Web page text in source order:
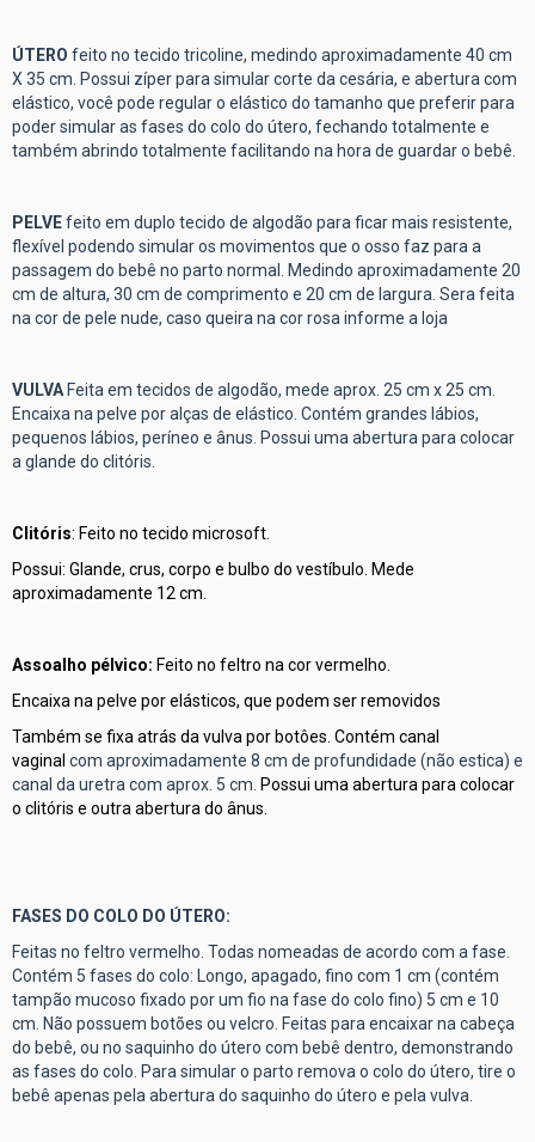
ÚTERO feito no tecido tricoline, medindo aproximadamente 40 cm
X 35 cm. Possui zíper para simular corte da cesária, e abertura com
elástico, você pode regular o elástico do tamanho que preferir para
poder simular as fases do colo do útero, fechando totalmente e
também abrindo totalmente facilitando na hora de guardar o bebê.
PELVEfeito em duplo tecido de algodão para ficar mais resistente,
flexível podendo simular os movimentos que o osso faz para a
passagem do bebê no parto normal. Medindo aproximadamente 20
cm de altura, 30 cm de comprimento e 20 cm de largura. Sera feita
na cor de pele nude, caso queira na cor rosa informe a loja
VULVA Feita em tecidos de algodão, mede aprox. 25 cm x 25 cm.
Encaixa na pelve por alças de elástico. Contém grandes lábios,
pequenos lábios, períneo e ânus. Possui uma abertura para colocar
a glande do clitóris.
Clitóris: Feito no tecido microsoft.
Possui: Glande, crus, corpo e bulbo do vestíbulo. Mede
aproximadamente 12 cm.
Assoalho pélvico: Feito no feltro na cor vermelho.
Encaixa na pelve por elásticos, que podem ser removidos
Também se fixa atrás da vulva por botôes. Contém canal
vaginal com aproximadamente 8 cm de profundidade (não estica) e
canal da uretra com aprox. 5 cm. Possui uma abertura para colocar
o clitóris e outra abertura do ânus.
FASES DO COLO DO ÚTERO:
Feitas no feltro vermelho. Todas nomeadas de acordo com a fase.
Contém 5 fases do colo: Longo, apagado, fino com 1 cm (contém
tampão mucoso fixado por um fio na fase do colo fino) 5 cm e 10
cm. Não possuem botões ou velcro. Feitas para encaixar na cabeça
do bebê, ou no saquinho do útero com bebê dentro, demonstrando
as fases do colo. Para simular o parto remova o colo do útero, tire o
bebê apenas pela abertura do saquinho do útero e pela vulva.